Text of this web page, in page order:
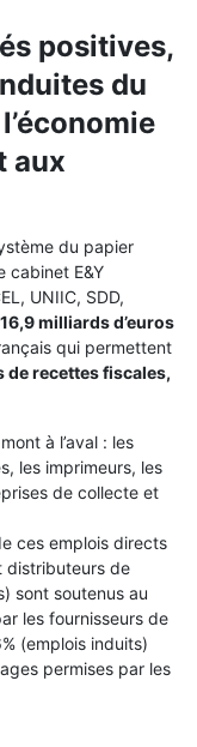
positives,
du
aux
du papier
cabinet E&Y
UNIIC, SDD,
milliards d’euros
qui permettent
de recettes fiscales,
à l’aval : les
les imprimeurs, les
de collecte et
ces emplois directs
distributeurs de
sont soutenus au
les fournisseurs de
(emplois induits)
permises par les